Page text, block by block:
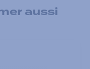
aussi